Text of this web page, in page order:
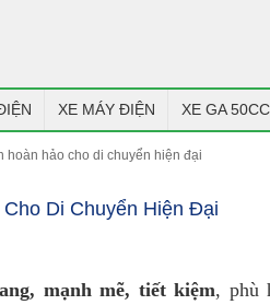
XE MÁY ĐIỆN XE GA 50CC
hoàn hảo cho di chuyển hiện đại
Di Chuyển Hiện Đại
mạnh mẽ, tiết kiệm, phù